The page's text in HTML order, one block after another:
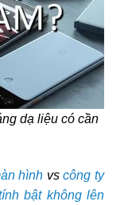
dạ liệu có cần
hình vscông ty
bật không lên